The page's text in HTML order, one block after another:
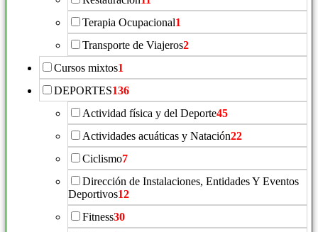
Terapia Ocupacional1
Transporte de Viajeros2
Cursos mixtos1
DEPORTES136
Actividad física y del Deporte45
Actividades acuáticas y Natación22
Ciclismo7
Dirección de Instalaciones, Entidades Y Eventos
Deportivos12
Fitness30